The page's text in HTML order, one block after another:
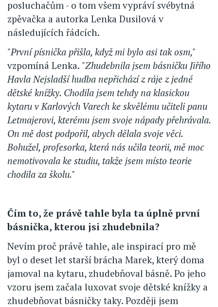
posluchačům - o tom všem vypráví svébytná
zpěvačka a autorka Lenka Dusilová v
následujících řádcích.
"První písnička přišla, když mi bylo asi tak osm,"
vzpomíná Lenka. "Zhudebnila jsem básničku Jiřího
Havla Nejsladší hudba nepřichází z ráje z jedné
dětské knížky. Chodila jsem tehdy na klasickou
kytaru v Karlových Varech ke skvělému učiteli panu
Letmajerovi, kterému jsem svoje nápady přehrávala.
On mě dost podpořil, abych dělala svoje věci.
Bohužel, profesorka, která nás učila teorii, mě moc
nemotivovala ke studiu, takže jsem místo teorie
chodila za školu."
Čím to, že právě tahle byla ta úplně první
básnička, kterou jsi zhudebnila?
Nevím proč právě tahle, ale inspirací pro mě
byl o deset let starší brácha Marek, který doma
jamoval na kytaru, zhudebňoval básně. Po jeho
vzoru jsem začala luxovat svoje dětské knížky a
zhudebňovat básničky taky. Později jsem